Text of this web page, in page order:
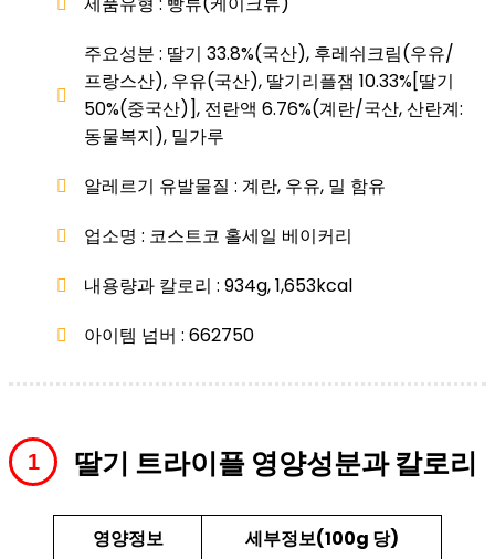
주요성분 : 딸기 33.8%(국산), 후레쉬크림(우유/
프랑스산), 우유(국산), 딸기리플잼 10.33%[딸기
50%(중국산)], 전란액 6.76%(계란/국산, 산란계:
동물복지), 밀가루
알레르기 유발물질 : 계란, 우유, 밀 함유
업소명 : 코스트코 홀세일 베이커리
내용량과 칼로리 : 934g, 1,653kcal
아이템 넘버 : 662750
딸기 트라이플 영양성분과 칼로리
영양정보 세부정보(100g 당)